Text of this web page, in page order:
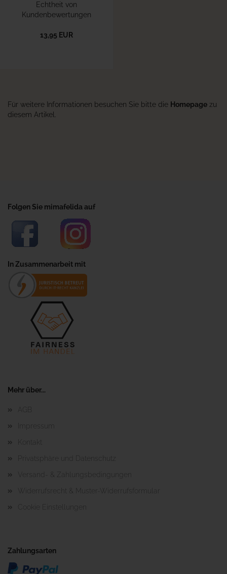
Echtheit von
Kundenbewertungen
13,95 EUR
Für weitere Informationen besuchen Sie bitte die Homepage zu
diesem Artikel.
Folgen Sie mimafelida auf
In Zusammenarbeit mit
Mehr über...
Impressum
Kontakt
Privatsphäre und Datenschutz
Versand- & Zahlungsbedingungen
Widerrufsrecht & Muster-Widerrufsformular
Cookie Einstellungen
Zahlungsarten